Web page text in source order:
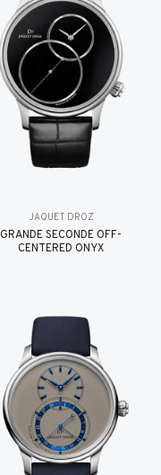
JAQUET DROZ
GRANDE SECONDE OFF-
CENTERED ONYX